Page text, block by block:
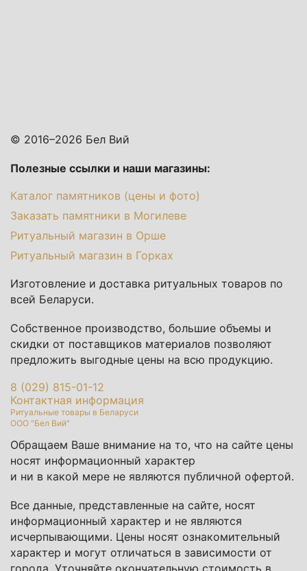
© 2016–2026 Бел Вий
Полезные ссылки и наши магазины:
Каталог памятников (цены и фото)
Заказать памятники в Могилеве
Ритуальный магазин в Орше
Ритуальный магазин в Горках
Изготовление и доставка ритуальных товаров по
всей Беларуси.
Собственное производство, большие объемы и
скидки от поставщиков материалов позволяют
предложить выгодные цены на всю продукцию.
8 (029) 815-01-12
Контактная информация
Ритуальные товары в Беларуси
ООО "Бел Вий"
Обращаем Ваше внимание на то, что на сайте цены
носят информационный характер
и ни в какой мере не являются публичной офертой.
Все данные, представленные на сайте, носят
информационный характер и не являются
исчерпывающими. Цены носят ознакомительный
характер и могут отличаться в зависимости от